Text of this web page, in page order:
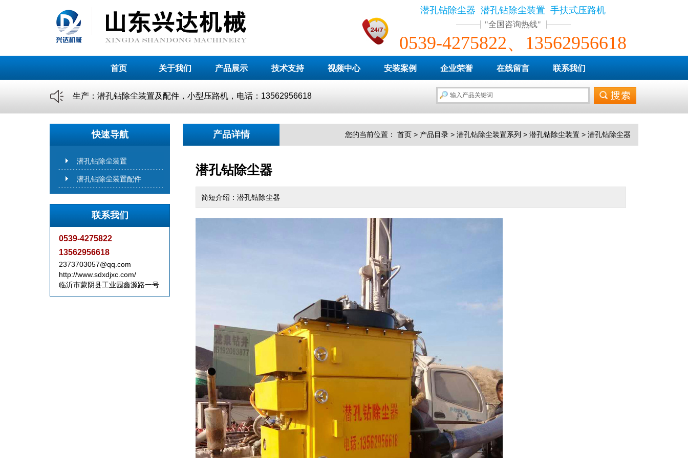
潜孔钻除尘器 潜孔钻除尘装置 手扶式压路机
全国咨询热线
0539-4275822、13562956618
首页 关于我们 产品展示 技术支持 视频中心 安装案例 企业荣誉 在线留言 联系我们
生产：潜孔钻除尘装置及配件，小型压路机，电话：13562956618
快速导航
潜孔钻除尘装置
潜孔钻除尘装置配件
联系我们
0539-4275822
13562956618
2373703057@qq.com
http://www.sdxdjxc.com/
临沂市蒙阴县工业园鑫源路一号
产品详情 您的当前位置： 首页> 产品目录> 潜孔钻除尘装置系列 > 潜孔钻除尘装置> 潜孔钻除尘器
潜孔钻除尘器
简短介绍：潜孔钻除尘器